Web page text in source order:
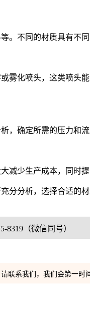
不同的材质具有不
雾化喷头，这类喷头
，确定所需的压力和
减少生产成本，同时提
分分析，选择合适的
（微信同号）
联系我们，我们会第一时